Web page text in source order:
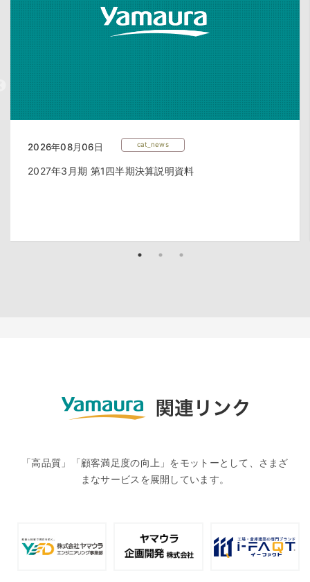
2026年08月06日 cat_news
2027年3月期 第1四半期決算説明資料
「高品質」「顧客満足度の向上」をモットーとして、さまざ
まなサービスを展開しています。